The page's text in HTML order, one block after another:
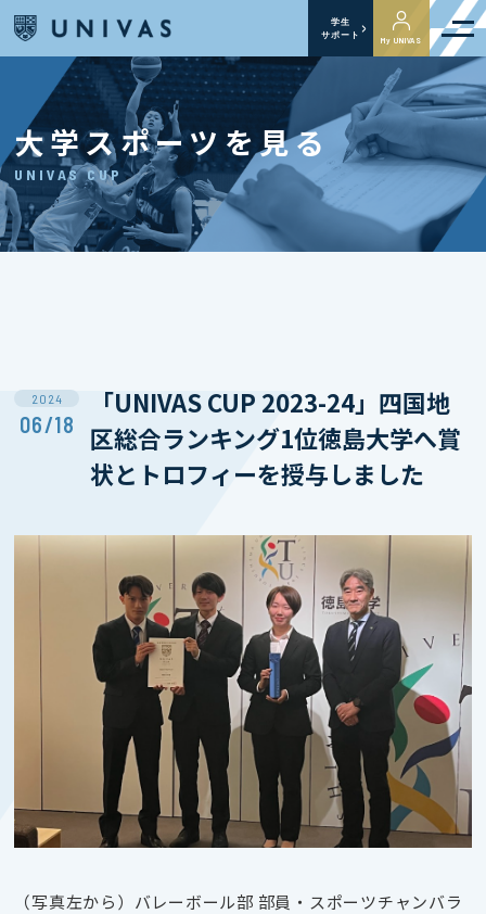
学生
サポート
My UNIVAS
大学スポーツを見る
UNIVAS CUP
2024
06/18
「UNIVAS CUP 2023-24」四国地
区総合ランキング1位徳島大学へ賞
状とトロフィーを授与しました
（写真左から）バレーボール部 部員・スポーツチャンバラ